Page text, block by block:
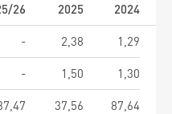
26 2025
2024
- 2,38
1,29
- 1,50
1,30
37,56
87,64